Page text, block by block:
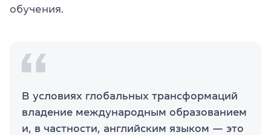
обучения.
В условиях глобальных трансформаций
владение международным образованием
и, в частности, английским языком — это